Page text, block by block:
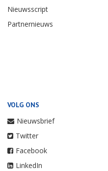
Nieuwsscript
Partnernieuws
VOLG ONS
Nieuwsbrief
Twitter
Facebook
LinkedIn